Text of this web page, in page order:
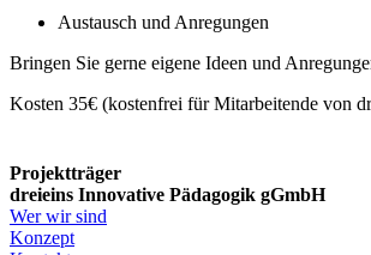
Austausch und Anregungen
Bringen Sie gerne eigene Ideen und
Kosten 35€ (kostenfrei für Mitarbeitende von
Projektträger
dreieins Innovative Pädagogik gGmbH
Wer wir sind
Konzept